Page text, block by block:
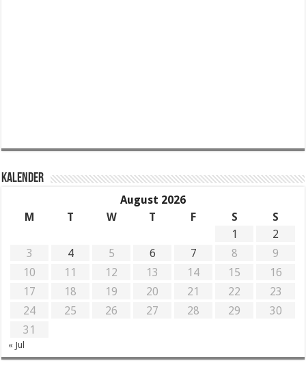
KALENDER
August 2026
M
T W T F S
S
1
2
3
4 5 6 7 8
9
10
11 12 13 14 15
16
17
18 19 20 21 22
23
24
25 26 27 28 29
30
31
« Jul